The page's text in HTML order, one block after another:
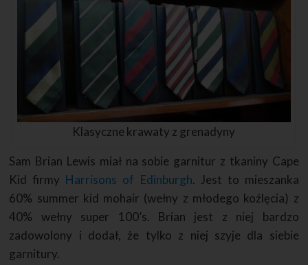
Klasyczne krawaty z grenadyny
Sam Brian Lewis miał na sobie garnitur z tkaniny Cape
Kid firmy Harrisons of Edinburgh. Jest to mieszanka
60% summer kid mohair (wełny z młodego koźlęcia) z
40% wełny super 100’s. Brian jest z niej bardzo
zadowolony i dodał, że tylko z niej szyje dla siebie
garnitury.